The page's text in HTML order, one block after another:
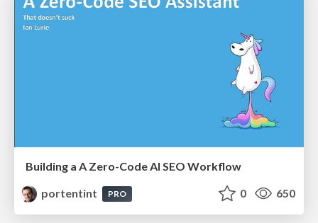
Building a A Zero-Code AI SEO Workflow
portentint
PRO 0 650